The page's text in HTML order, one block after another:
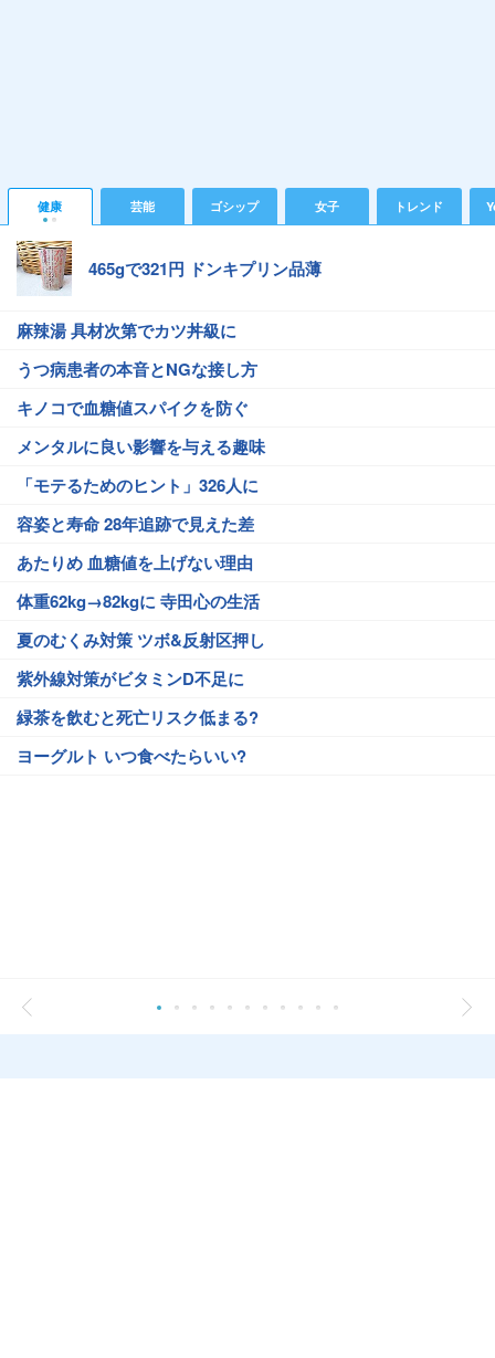
健康 芸能 ゴシップ 女子 トレンド
465gで321円 ドンキプリン品薄
麻辣湯 具材次第でカツ丼級に
うつ病患者の本音とNGな接し方
キノコで血糖値スパイクを防ぐ
メンタルに良い影響を与える趣味
「モテるためのヒント」326人に
容姿と寿命 28年追跡で見えた差
あたりめ 血糖値を上げない理由
体重62kg→82kgに 寺田心の生活
夏のむくみ対策 ツボ&反射区押し
紫外線対策がビタミンD不足に
緑茶を飲むと死亡リスク低まる?
ヨーグルト いつ食べたらいい?